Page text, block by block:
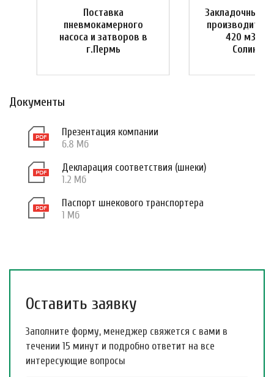
Поставка
пневмокамерного
насоса и затворов в
г.Пермь
Закладочный
420 м3/
Документы
Презентация компании
6.8 Мб
Декларация соответствия (шнеки)
1.2 Мб
Паспорт шнекового транспортера
1 Мб
Оставить заявку
Заполните форму, менеджер свяжется с вами в
течении 15 минут и подробно ответит на все
интересующие вопросы